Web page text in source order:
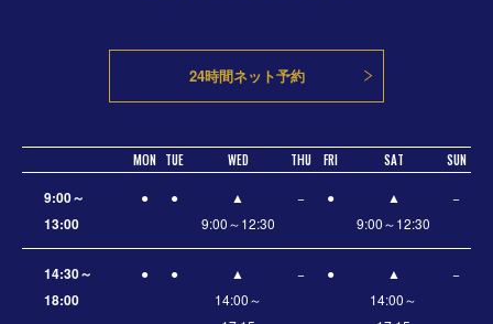
24時間ネット予約
MON TUE WED THU FRI SAT SUN
9:00～
13:00
● ●
▲
9:00～12:30
− ●
▲
9:00～12:30
−
14:30～
18:00
● ●
▲
14:00～
− ●
▲
14:00～
−